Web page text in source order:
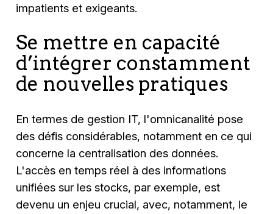
impatients et exigeants.
Se mettre en capacité
d’intégrer constamment
de nouvelles pratiques
En termes de gestion IT, l'omnicanalité pose
des défis considérables, notamment en ce qui
concerne la centralisation des données.
L'accès en temps réel à des informations
unifiées sur les stocks, par exemple, est
devenu un enjeu crucial, avec, notamment, le